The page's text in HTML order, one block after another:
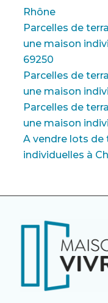
Rhône
Parcelles de
une maison
69250
Parcelles de
une maison
Parcelles de
une maison
A vendre lots de
individuelles à